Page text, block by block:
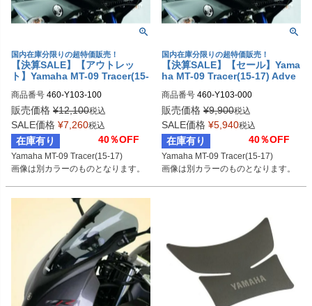
国内在庫分限りの超特価販売！
【決算SALE】【アウトレッ
ト】Yamaha MT-09 Tracer(15-
ン イリジウムシルバー PowerB
ronze
商品番号 460-Y103-100
販売価格 ¥12,100税込
SALE価格 ¥7,260税込
在庫有り 40％OFF
Yamaha MT-09 Tracer(15-17)
画像は別カラーのものとなります。
国内在庫分限りの超特価販売！
【決算SALE】【セール】Yama
ha MT-09 Tracer(15-17) Adve
PowerBronze
商品番号 460-Y103-000
販売価格 ¥9,900税込
SALE価格 ¥5,940税込
在庫有り 40％OFF
Yamaha MT-09 Tracer(15-17)
画像は別カラーのものとなります。